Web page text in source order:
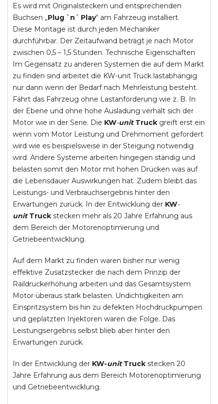
Es wird mit Originalsteckern und entsprechenden
Buchsen „Plug `n´ Play“ am Fahrzeug installiert.
Diese Montage ist durch jeden Mechaniker
durchführbar. Der Zeitaufwand beträgt je nach Motor
zwischen 0,5 – 1,5 Stunden. Technische Eigenschaften
Im Gegensatz zu anderen Systemen die auf dem Markt
zu finden sind arbeitet die KW-unit Truck lastabhängig
nur dann wenn der Bedarf nach Mehrleistung besteht.
Fährt das Fahrzeug ohne Lastanforderung wie z. B. In
der Ebene und ohne hohe Ausladung verhält sich der
Motor wie in der Serie. Die KW-unit Truck greift erst ein
wenn vom Motor Leistung und Drehmoment gefordert
wird wie es beispielsweise in der Steigung notwendig
wird. Andere Systeme arbeiten hingegen ständig und
belasten somit den Motor mit hohen Drücken was auf
die Lebensdauer Auswirkungen hat. Zudem bleibt das
Leistungs- und Verbrauchsergebnis hinter den
Erwartungen zurück. In der Entwicklung der KW-
unit Truck stecken mehr als 20 Jahre Erfahrung aus
dem Bereich der Motorenoptimierung und
Getriebeentwicklung.
Auf dem Markt zu finden waren bisher nur wenig
effektive Zusatzstecker die nach dem Prinzip der
Raildruckerhöhung arbeiten und das Gesamtsystem
Motor überaus stark belasten. Undichtigkeiten am
Einspritzsystem bis hin zu defekten Hochdruckpumpen
und geplatzten Injektoren waren die Folge. Das
Leistungsergebnis selbst blieb aber hinter den
Erwartungen zurück.
In der Entwicklung der KW-unitTruck stecken 20
Jahre Erfahrung aus dem Bereich Motorenoptimierung
und Getriebeentwicklung.